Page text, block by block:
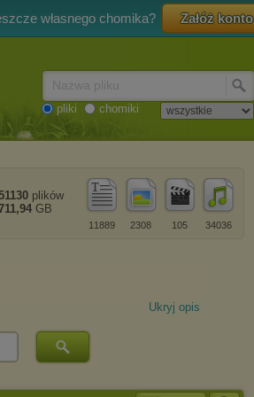
własnego chomika? Załóż konto
pliki chomiki
34036
105
2308
11889
plików
GB
Ukryj opis